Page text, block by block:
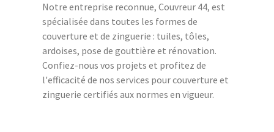
Notre entreprise reconnue, Couvreur 44, est
spécialisée dans toutes les formes de
couverture et de zinguerie : tuiles, tôles,
ardoises, pose de gouttière et rénovation.
Confiez-nous vos projets et profitez de
l'efficacité de nos services pour couverture et
zinguerie certifiés aux normes en vigueur.